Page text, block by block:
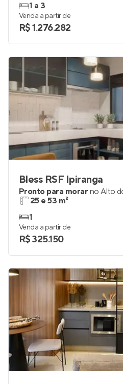
1 a 3
Venda a partir de
R$ 1.276.282
Bless RSF Ipiranga
Pronto para morar no Alto
25 e 53 m²
1
Venda a partir de
R$ 325.150